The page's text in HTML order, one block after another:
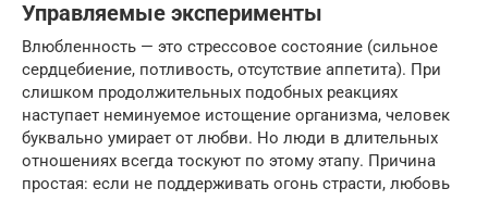
Управляемые эксперименты
Влюбленность — это стрессовое состояние (сильное
сердцебиение, потливость, отсутствие аппетита). При
слишком продолжительных подобных реакциях
наступает неминуемое истощение организма, человек
буквально умирает от любви. Но люди в длительных
отношениях всегда тоскуют по этому этапу. Причина
простая: если не поддерживать огонь страсти, любовь